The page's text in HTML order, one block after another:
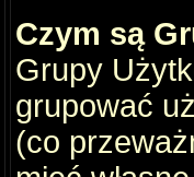
Czym są
Grupy
grupować
(co